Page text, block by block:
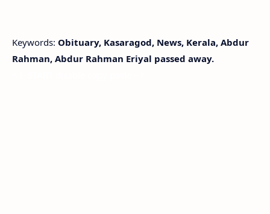
Keywords: Obituary, Kasaragod, News, Kerala, Abdur
Rahman, Abdur Rahman Eriyal passed away.